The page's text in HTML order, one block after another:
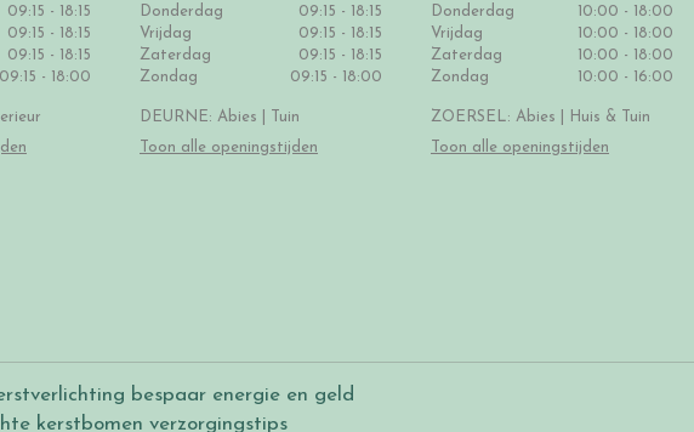
09:15 - 18:15
09:15 - 18:15
09:15 - 18:15
09:15 - 18:00
Donderdag
09:15 - 18:15
Vrijdag
09:15 - 18:15
Zaterdag
09:15 - 18:15
Zondag
09:15 - 18:00
DEURNE: Abies | Tuin
Toon alle openingstijden
Donderdag
10:00 - 18:00
Vrijdag
10:00 - 18:00
Zaterdag
10:00 - 18:00
Zondag
10:00 - 16:00
ZOERSEL: Abies | Huis & Tuin
Toon alle openingstijden
bespaar energie en geld
kerstbomen verzorgingstips